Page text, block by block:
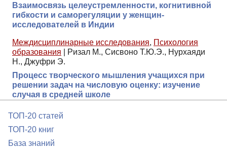
Взаимосвязь целеустремленности, когнитивной
гибкости и саморегуляции у женщин-
исследователей в Индии
Междисциплинарные исследования, Психология
образования
Ризал М., Сисвоно Т.Ю.Э., Нурхаяди
Н., Джуфри Э.
Процесс творческого мышления учащихся при
решении задач на числовую оценку: изучение
случая в средней школе
ТОП-20 статей
ТОП-20 книг
База знаний